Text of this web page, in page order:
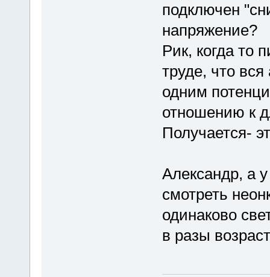
подключен
напряжение?
Рик, когда то
труде, что
одним
отношению к
Получается-
Александр, а
смотреть
одинаково
в разы